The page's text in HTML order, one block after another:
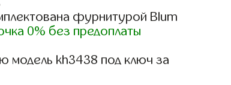
фурнитурой Blum
0% без предоплаты
модель kh3438 под ключ за